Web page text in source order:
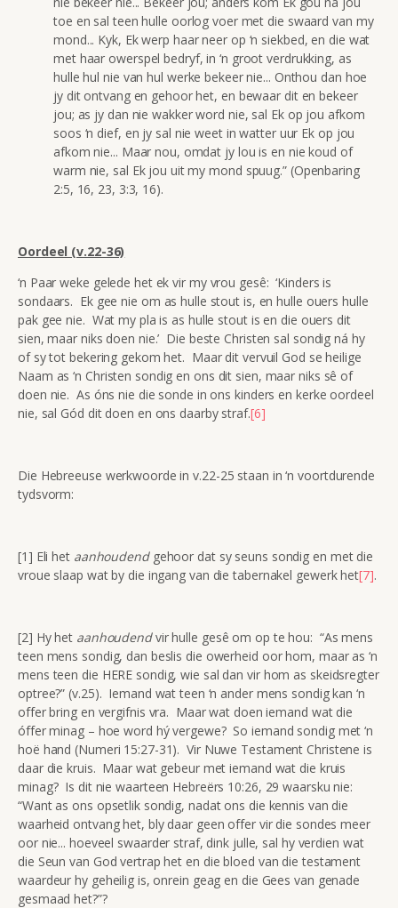
toe en sal teen hulle oorlog voer met die swaard van my
mond... Kyk, Ek werp haar neer op ‘n siekbed, en die wat
met haar owerspel bedryf, in ‘n groot verdrukking, as
hulle hul nie van hul werke bekeer nie... Onthou dan hoe
jy dit ontvang en gehoor het, en bewaar dit en bekeer
jou; as jy dan nie wakker word nie, sal Ek op jou afkom
soos ‘n dief, en jy sal nie weet in watter uur Ek op jou
afkom nie... Maar nou, omdat jy lou is en nie koud of
warm nie, sal Ek jou uit my mond spuug.” (Openbaring
2:5, 16, 23, 3:3, 16).
Oordeel (v.22-36)
‘n Paar weke gelede het ek vir my vrou gesê: ‘Kinders is
sondaars. Ek gee nie om as hulle stout is, en hulle ouers hulle
pak gee nie. Wat my pla is as hulle stout is en die ouers dit
sien, maar niks doen nie.’ Die beste Christen sal sondig ná hy
of sy tot bekering gekom het. Maar dit vervuil God se heilige
Naam as ‘n Christen sondig en ons dit sien, maar niks sê of
doen nie. As óns nie die sonde in ons kinders en kerke oordeel
nie, sal Gód dit doen en ons daarby straf.[6]
Die Hebreeuse werkwoorde in v.22-25 staan in ‘n voortdurende
tydsvorm:
[1] Eli het aanhoudendgehoor dat sy seuns sondig en met die
vroue slaap wat by die ingang van die tabernakel gewerk het[7].
[2] Hy het aanhoudendvir hulle gesê om op te hou: “As mens
teen mens sondig, dan beslis die owerheid oor hom, maar as ‘n
mens teen die HERE sondig, wie sal dan vir hom as skeidsregter
optree?” (v.25). Iemand wat teen ‘n ander mens sondig kan ‘n
offer bring en vergifnis vra. Maar wat doen iemand wat die
óffer minag – hoe word hý vergewe? So iemand sondig met ‘n
hoë hand (Numeri 15:27-31). Vir Nuwe Testament Christene is
daar die kruis. Maar wat gebeur met iemand wat die kruis
minag? Is dit nie waarteen Hebreërs 10:26, 29 waarsku nie:
“Want as ons opsetlik sondig, nadat ons die kennis van die
waarheid ontvang het, bly daar geen offer vir die sondes meer
oor nie... hoeveel swaarder straf, dink julle, sal hy verdien wat
die Seun van God vertrap het en die bloed van die testament
waardeur hy geheilig is, onrein geag en die Gees van genade
gesmaad het?”?